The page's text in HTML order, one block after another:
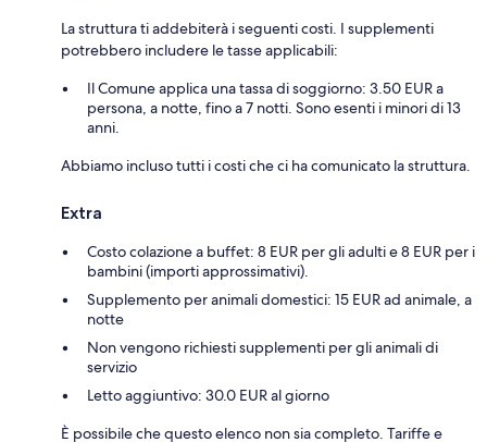
La struttura ti addebiterà i seguenti costi. I supplementi
potrebbero includere le tasse applicabili:
Il Comune applica una tassa di soggiorno: 3.50 EUR a
persona, a notte, fino a 7 notti. Sono esenti i minori di 13
anni.
Abbiamo incluso tutti i costi che ci ha comunicato la struttura.
Extra
Costo colazione a buffet: 8 EUR per gli adulti e 8 EUR per i
bambini (importi approssimativi).
Supplemento per animali domestici: 15 EUR ad animale, a
notte
Non vengono richiesti supplementi per gli animali di
servizio
Letto aggiuntivo: 30.0 EUR al giorno
È possibile che questo elenco non sia completo. Tariffe e